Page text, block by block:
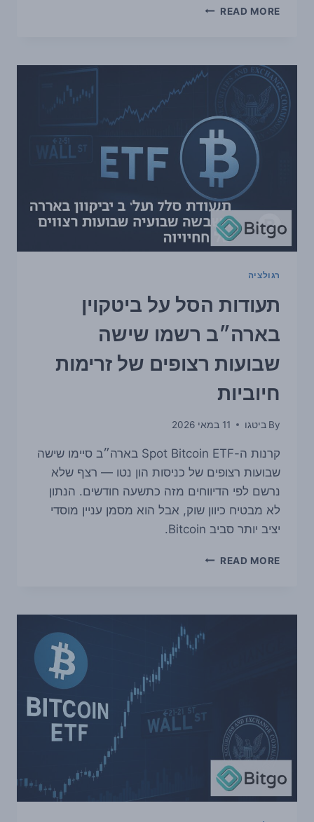
READ MORE עדכון
ביקורת:
האם
ללא
GOOGLE
נחסמים
—
ולמה
זה
חשוב
גם
לקהילת
רגולציה
תעודות הסל על ביטקוין
בארה״ב רשמו שישה
שבועות רצופים של זרימות
חיוביות
By ביטגו 11 במאי 2026
קרנות ה-Spot Bitcoin ETF בארה״ב סיימו שישה
שבועות רצופים של כניסות הון נטו — רצף שלא
נרשם לפי הדיווחים מזה כתשעה חודשים. הנתון
לא מבטיח כיוון שוק, אבל הוא מסמן עניין מוסדי
יציב יותר סביב Bitcoin.
READ MORE תעודות
בארה״ב
רשמו
חיוביות